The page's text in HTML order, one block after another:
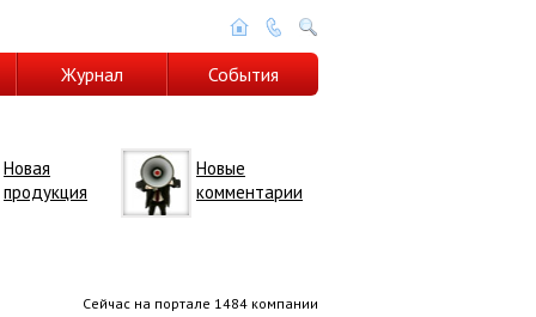
Журнал События
Новая
продукция
Новые
комментарии
Сейчас на портале 1484 компании